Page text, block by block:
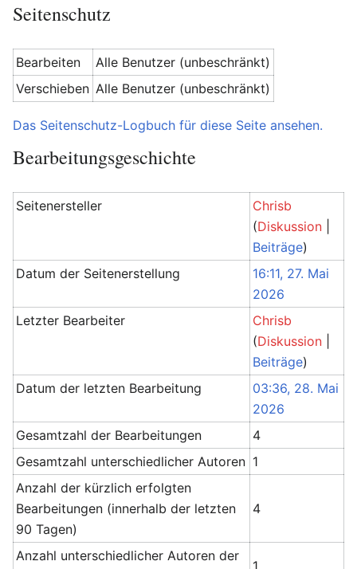
Seitenschutz
Bearbeiten
Alle Benutzer (unbeschränkt)
Verschieben Alle Benutzer (unbeschränkt)
Das Seitenschutz-Logbuch für diese Seite ansehen.
Bearbeitungsgeschichte
Seitenersteller
Chrisb
(Diskussion
Beiträge)
Datum der Seitenerstellung
16:11, 27. Mai
2026
Letzter Bearbeiter
Chrisb
(Diskussion
Beiträge)
Datum der letzten Bearbeitung
03:36, 28. Mai
2026
Gesamtzahl der Bearbeitungen
4
Gesamtzahl unterschiedlicher Autoren 1
Anzahl der kürzlich erfolgten
Bearbeitungen (innerhalb der letzten
90 Tagen)
4
Anzahl unterschiedlicher Autoren der
1